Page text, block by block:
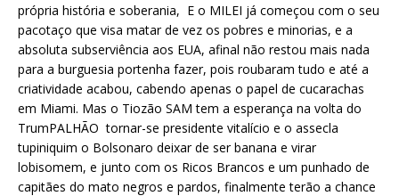
própria história e soberania, E o MILEI já começou com o seu
pacotaço que visa matar de vez os pobres e minorias, e a
absoluta subserviência aos EUA, afinal não restou mais nada
para a burguesia portenha fazer, pois roubaram tudo e até a
criatividade acabou, cabendo apenas o papel de cucarachas
em Miami. Mas o Tiozão SAM tem a esperança na volta do
TrumPALHÃO tornar-se presidente vitalício e o assecla
tupiniquim o Bolsonaro deixar de ser banana e virar
lobisomem, e junto com os Ricos Brancos e um punhado de
capitães do mato negros e pardos, finalmente terão a chance